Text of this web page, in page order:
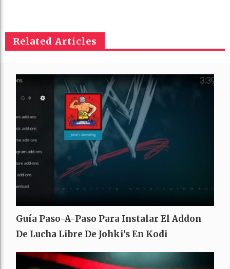
Related Articles
Guía Paso-A-Paso Para Instalar El Addon
De Lucha Libre De Johki’s En Kodi